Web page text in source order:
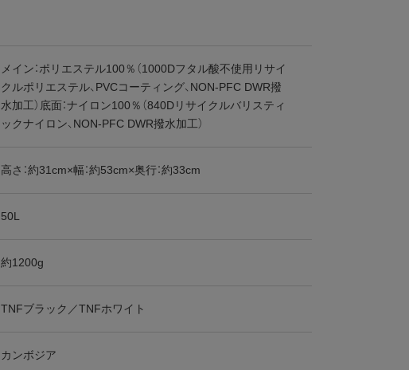
メイン：ポリエステル100％（1000Dフタル酸不使用リサイ
クルポリエステル、PVCコーティング、NON-PFC DWR撥
水加工）底面：ナイロン100％（840Dリサイクルバリスティ
ックナイロン、NON-PFC DWR撥水加工）
高さ：約31cm×幅：約53cm×奥行：約33cm
50L
約1200g
TNFブラック／TNFホワイト
カンボジア